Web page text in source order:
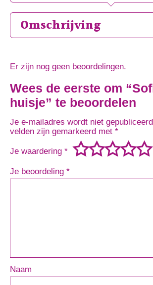
Omschrijving
Er zijn nog geen beoordelingen.
Wees de eerste om
huisje” te beoordelen
Je e-mailadres wordt niet
velden zijn gemarkeerd met *
Je waardering *
Je beoordeling *
Naam